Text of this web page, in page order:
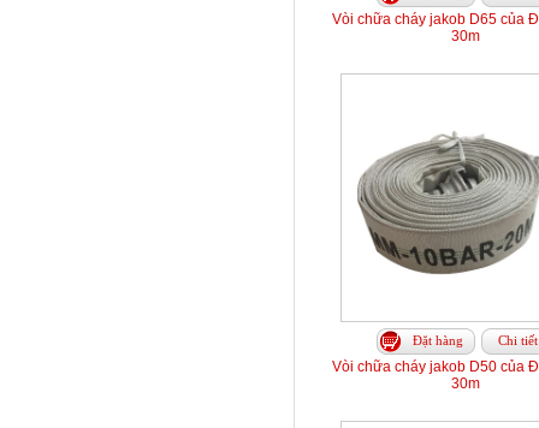
Vòi chữa cháy jakob D65 của
30m
Đặt hàng Chi tiết
Vòi chữa cháy jakob D50 của
30m